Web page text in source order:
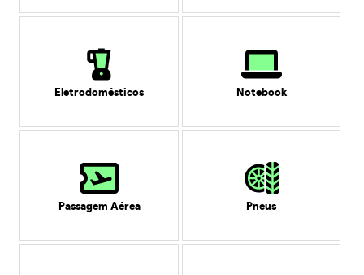
Eletrodomésticos Notebook
Passagem Aérea Pneus